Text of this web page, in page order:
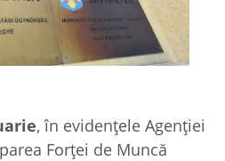
, în evidențele Agenției
Forței de Muncă